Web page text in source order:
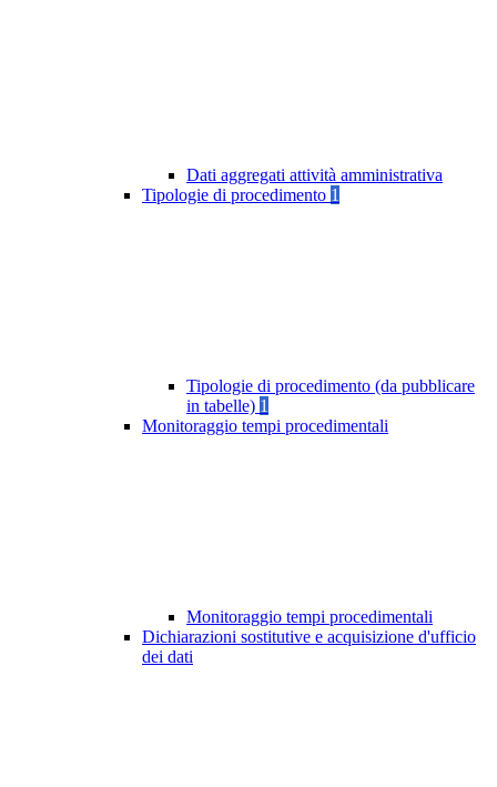
Dati aggregati attività amministrativa
Tipologie di procedimento 1
Tipologie di procedimento (da pubblicare
in tabelle) 1
Monitoraggio tempi procedimentali
Monitoraggio tempi procedimentali
Dichiarazioni sostitutive e acquisizione d'ufficio
dei dati